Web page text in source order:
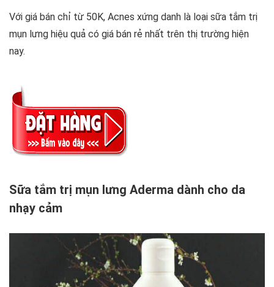
Với giá bán chỉ từ 50K, Acnes xứng danh là loại sữa tắm trị
mụn lưng hiệu quả có giá bán rẻ nhất trên thị trường hiện
nay.
Sữa tắm trị mụn lưng Aderma dành cho da
nhạy cảm